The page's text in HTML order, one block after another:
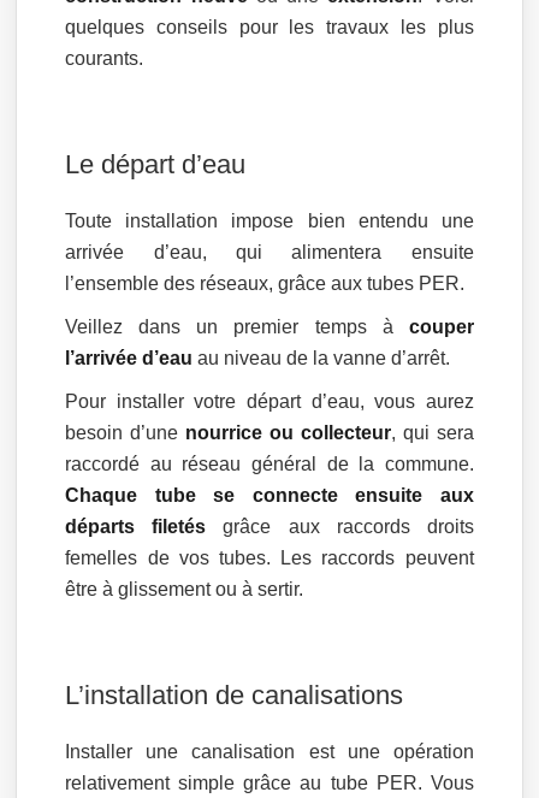
quelques conseils pour les travaux les plus
courants.
Le départ d’eau
Toute installation impose bien entendu une
arrivée d’eau, qui alimentera ensuite
l’ensemble des réseaux, grâce aux tubes PER.
Veillez dans un premier temps à couper
l’arrivée d’eau au niveau de la vanne d’arrêt.
Pour installer votre départ d’eau, vous aurez
besoin d’une nourrice ou collecteur, qui sera
raccordé au réseau général de la commune.
Chaque tube
se connecte ensuite aux
départs filetés grâce aux raccords droits
femelles de vos tubes. Les raccords peuvent
être à glissement ou à sertir.
L’installation de canalisations
Installer une canalisation est une opération
relativement simple grâce au tube PER. Vous